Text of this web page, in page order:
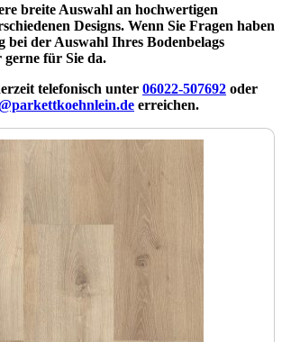
breite Auswahl an hochwertigen
Designs. Wenn Sie Fragen haben
bei der Auswahl Ihres Bodenbelags
für Sie da.
telefonisch unter 06022-507692 oder
erreichen.